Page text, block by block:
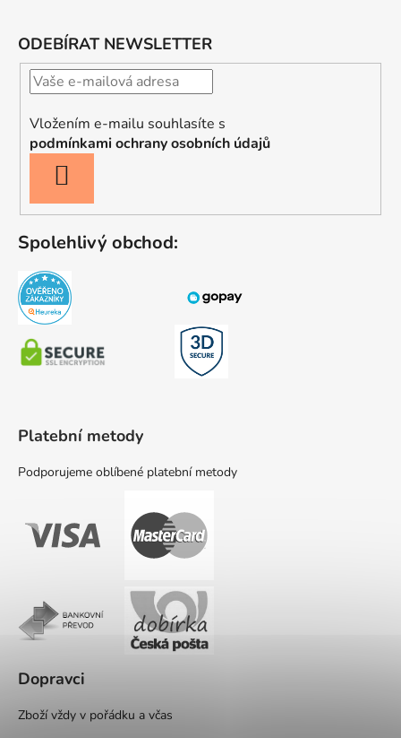
ODEBÍRAT NEWSLETTER
Vložením e-mailu souhlasíte s
podmínkami ochrany osobních údajů
SE
Spolehlivý obchod:
Platební metody
Podporujeme oblíbené platební metody
Dopravci
Zboží vždy v pořádku a včas